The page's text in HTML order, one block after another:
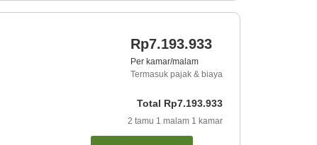
Rp7.193.933
Per kamar/malam
Termasuk pajak & biaya
Total Rp7.193.933
2 tamu 1 malam 1 kamar